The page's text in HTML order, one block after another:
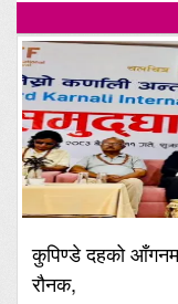
कुपिण्डे दहको
रौनक,